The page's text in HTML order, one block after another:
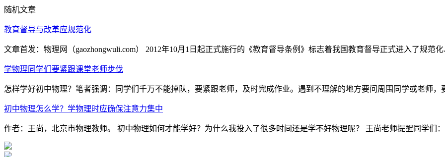
随机文章
教育督导与改革应规范化
文章首发：物理网（gaozhongwuli.com） 2012年10月1日起正式施行的《教育督导条例》标志着我国教育督导正式进入了规范
学物理同学们要紧跟课堂老师步伐
怎样学好初中物理？笔者强调：同学们千万不能掉队，要紧跟老师，及时完成作业。遇到不理解的地方要问周围同学或老师，
初中物理怎么学？学物理时应确保注意力集中
作者：王尚，北京市物理教师。 初中物理如何才能学好？为什么我投入了很多时间还是学不好物理呢？ 王尚老师提醒同学们